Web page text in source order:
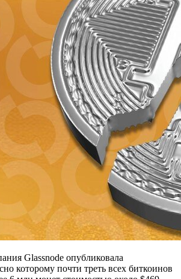
Glassnode опубликовала
которому почти треть всех биткоинов